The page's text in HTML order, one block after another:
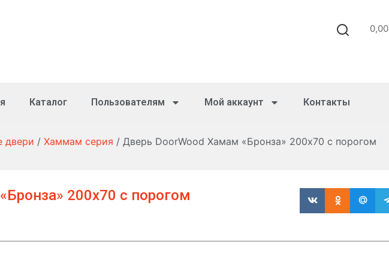
0,00
Каталог Пользователям Мой аккаунт Контакты
двери / Хаммам серия / Дверь DoorWood Хамам «Бронза» 200х70 с порогом
200х70 с порогом